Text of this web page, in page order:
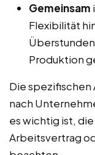
Gemeinsam
Flexibilität
Produktion
Die
nach
es wichtig ist,
Arbeitsvertrag